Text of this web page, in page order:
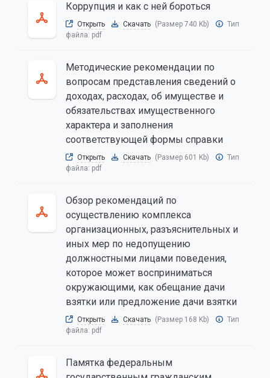
Коррупция и как с ней бороться
Открыть Скачать (Размер 740 Kb)
Тип
файла: pdf
Методические рекомендации по
вопросам представления сведений о
доходах, расходах, об имуществе и
обязательствах имущественного
характера и заполнения
соответствующей формы справки
Открыть Скачать (Размер 601 Kb)
Тип
файла: pdf
Обзор рекомендаций по
осуществлению комплекса
организационных, разъяснительных и
иных мер по недопущению
должностными лицами поведения,
которое может восприниматься
окружающими, как обещание дачи
взятки или предложение дачи взятки
Открыть Скачать (Размер 168 Kb)
Тип
файла: pdf
Памятка федеральным